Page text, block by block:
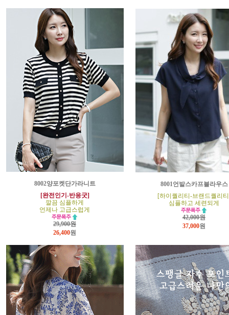
8002양포켓단가라니트
[완전인기-반응굿]
깔끔 심플하게
언제나 고급스럽게
29,900원
26,400원
8001언발스카프블라우스
[하이퀄리티-브랜드퀄리
심플하고 세련되게
42,000원
37,000원